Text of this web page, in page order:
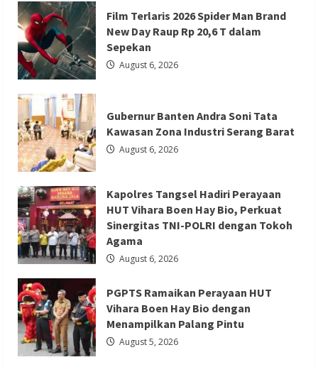
Kapolres Tangsel Hadiri Perayaan HUT
Vihara Boen Hay Bio, Perkuat Sinergitas
TNI-POLRI dengan Tokoh Agama
Redaksi 01
Berita Agama
PGPTS Ramaikan Perayaan HUT Vihara
Boen Hay Bio dengan Menampilkan
Palang Pintu
Redaksi 01 August 5, 2026
Penanganan
Kasus
Penganiayaan
yang
Mengakibatkan
Korban
Meninggal
di
Tarogong
Kidul
Film Terlaris 2026 Spider Man Brand
New Day Raup Rp 20,6 T dalam
Sepekan
August 6, 2026
Gubernur Banten Andra Soni Tata
Kawasan Zona Industri Serang Barat
August 6, 2026
Kapolres Tangsel Hadiri Perayaan
HUT Vihara Boen Hay Bio, Perkuat
Sinergitas TNI-POLRI dengan Tokoh
Agama
August 6, 2026
PGPTS Ramaikan Perayaan HUT
Vihara Boen Hay Bio dengan
Menampilkan Palang Pintu
August 5, 2026